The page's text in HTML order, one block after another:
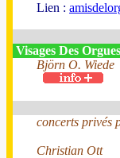
Lien :
Visages Des Orgues
Björn O. Wiede
concerts privés
Christian Ott